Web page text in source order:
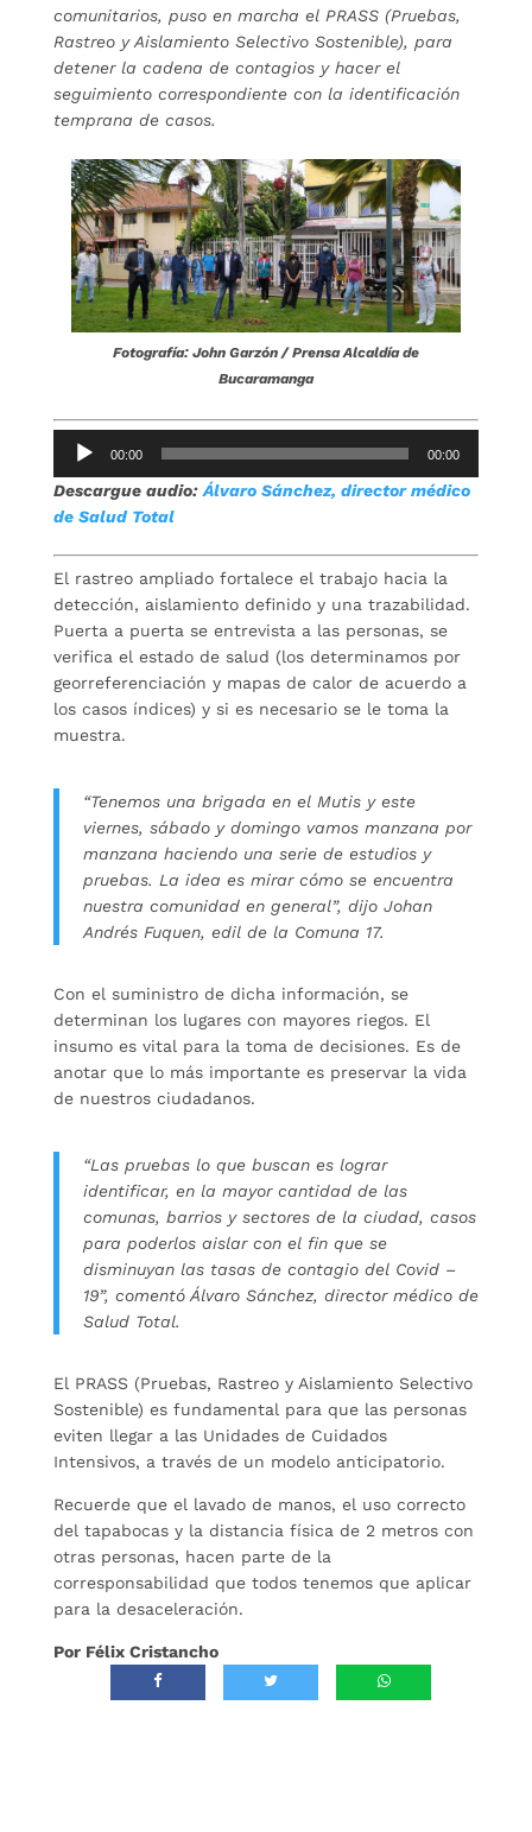
comunitarios, puso en marcha el PRASS (Pruebas,
Rastreo y Aislamiento Selectivo Sostenible), para
detener la cadena de contagios y hacer el
seguimiento correspondiente con la identificación
temprana de casos.
Fotografía: John Garzón / Prensa Alcaldía de
Bucaramanga
Reproductor
audio
00:00 00:00
Descargue audio: Álvaro Sánchez, director médico
de Salud Total
El rastreo ampliado fortalece el trabajo hacia la
detección, aislamiento definido y una trazabilidad.
Puerta a puerta se entrevista a las personas, se
verifica el estado de salud (los determinamos por
georreferenciación y mapas de calor de acuerdo a
los casos índices) y si es necesario se le toma la
muestra.
“Tenemos una brigada en el Mutis y este
viernes, sábado y domingo vamos manzana por
manzana haciendo una serie de estudios y
pruebas. La idea es mirar cómo se encuentra
nuestra comunidad en general”, dijo Johan
Andrés Fuquen, edil de la Comuna 17.
Con el suministro de dicha información, se
determinan los lugares con mayores riegos. El
insumo es vital para la toma de decisiones. Es de
anotar que lo más importante es preservar la vida
de nuestros ciudadanos.
“Las pruebas lo que buscan es lograr
identificar, en la mayor cantidad de las
comunas, barrios y sectores de la ciudad, casos
para poderlos aislar con el fin que se
disminuyan las tasas de contagio del Covid –
19”, comentó Álvaro Sánchez, director médico de
Salud Total.
El PRASS (Pruebas, Rastreo y Aislamiento Selectivo
Sostenible) es fundamental para que las personas
eviten llegar a las Unidades de Cuidados
Intensivos, a través de un modelo anticipatorio.
Recuerde que el lavado de manos, el uso correcto
del tapabocas y la distancia física de 2 metros con
otras personas, hacen parte de la
corresponsabilidad que todos tenemos que aplicar
para la desaceleración.
Por Félix Cristancho